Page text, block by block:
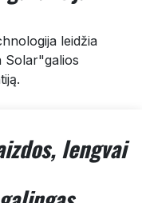
leidžia
Solar"galios
lengvai